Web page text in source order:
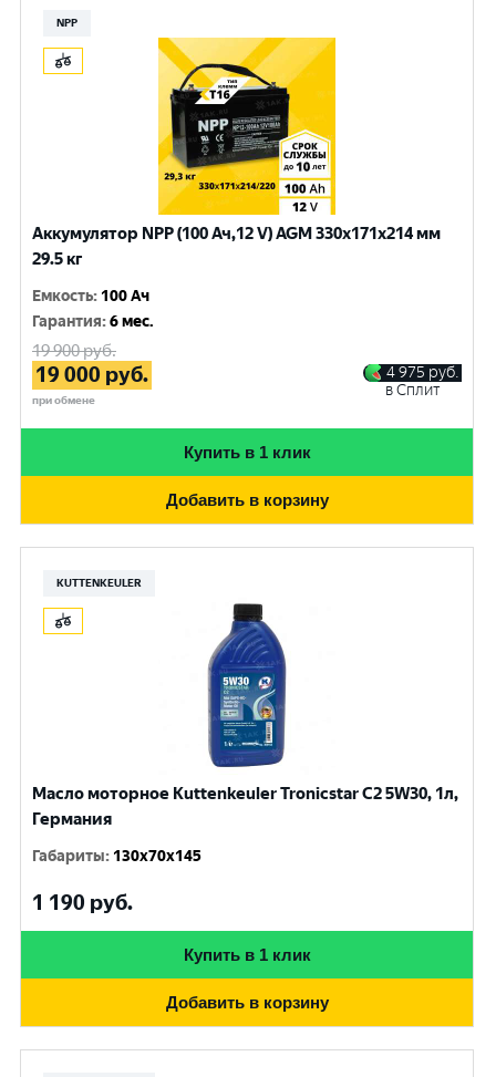
NPP
Аккумулятор NPP (100 Ач,12 V) AGM 330x171x214 мм
29.5 кг
Емкость: 100 Ач
Гарантия:6 мес.
19 900руб.
19 000 руб.
при обмене
4 975 руб.
в Сплит
Купить в 1 клик
Добавить в корзину
KUTTENKEULER
Масло моторное Kuttenkeuler Tronicstar C2 5W30, 1л,
Германия
Габариты: 130x70x145
1 190 руб.
Купить в 1 клик
Добавить в корзину